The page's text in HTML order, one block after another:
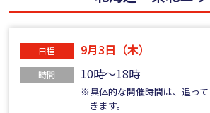
日程 9月3日（木）
時間 10時～18時
※具体的な開催時間は、追っ
きます。